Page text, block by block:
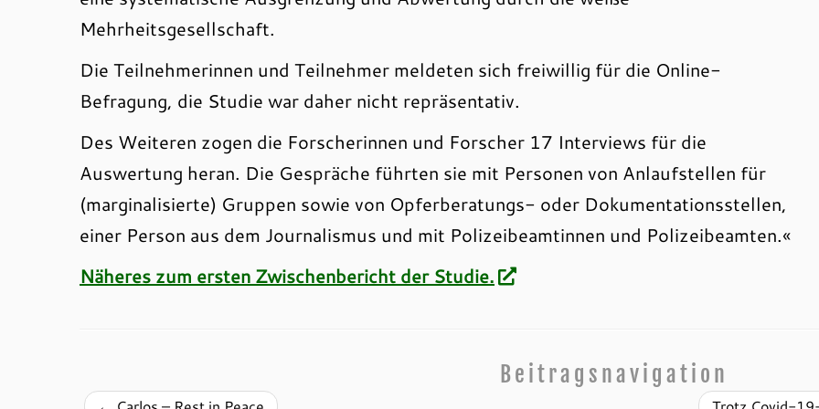
Mehrheitsgesellschaft.
Die Teilnehmerinnen und Teilnehmer meldeten sich freiwillig für die Online-
Befragung, die Studie war daher nicht repräsentativ.
Des Weiteren zogen die Forscherinnen und Forscher 17 Interviews für die
Auswertung heran. Die Gespräche führten sie mit Personen von Anlaufstellen für
(marginalisierte) Gruppen sowie von Opferberatungs- oder Dokumentationsstellen,
einer Person aus dem Journalismus und mit Polizeibeamtinnen und Polizeibeamten.«
Näheres zum ersten Zwischenbericht der Studie.
Beitragsnavigation